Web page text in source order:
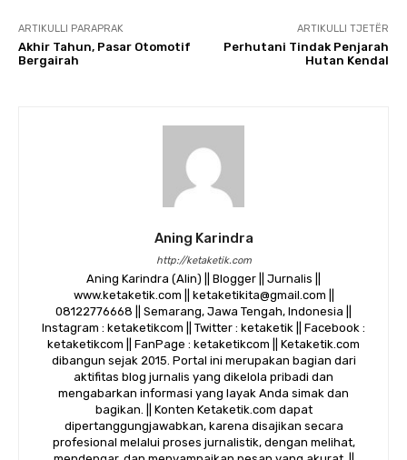
ARTIKULLI PARAPRAK
Akhir Tahun, Pasar Otomotif
Bergairah
ARTIKULLI TJETËR
Perhutani Tindak Penjarah
Hutan Kendal
Aning Karindra
http://ketaketik.com
Aning Karindra (Alin) || Blogger || Jurnalis ||
www.ketaketik.com || ketaketikita@gmail.com ||
08122776668 || Semarang, Jawa Tengah, Indonesia ||
Instagram : ketaketikcom || Twitter : ketaketik || Facebook :
ketaketikcom || FanPage : ketaketikcom || Ketaketik.com
dibangun sejak 2015. Portal ini merupakan bagian dari
aktifitas blog jurnalis yang dikelola pribadi dan
mengabarkan informasi yang layak Anda simak dan
bagikan. || Konten Ketaketik.com dapat
dipertanggungjawabkan, karena disajikan secara
profesional melalui proses jurnalistik, dengan melihat,